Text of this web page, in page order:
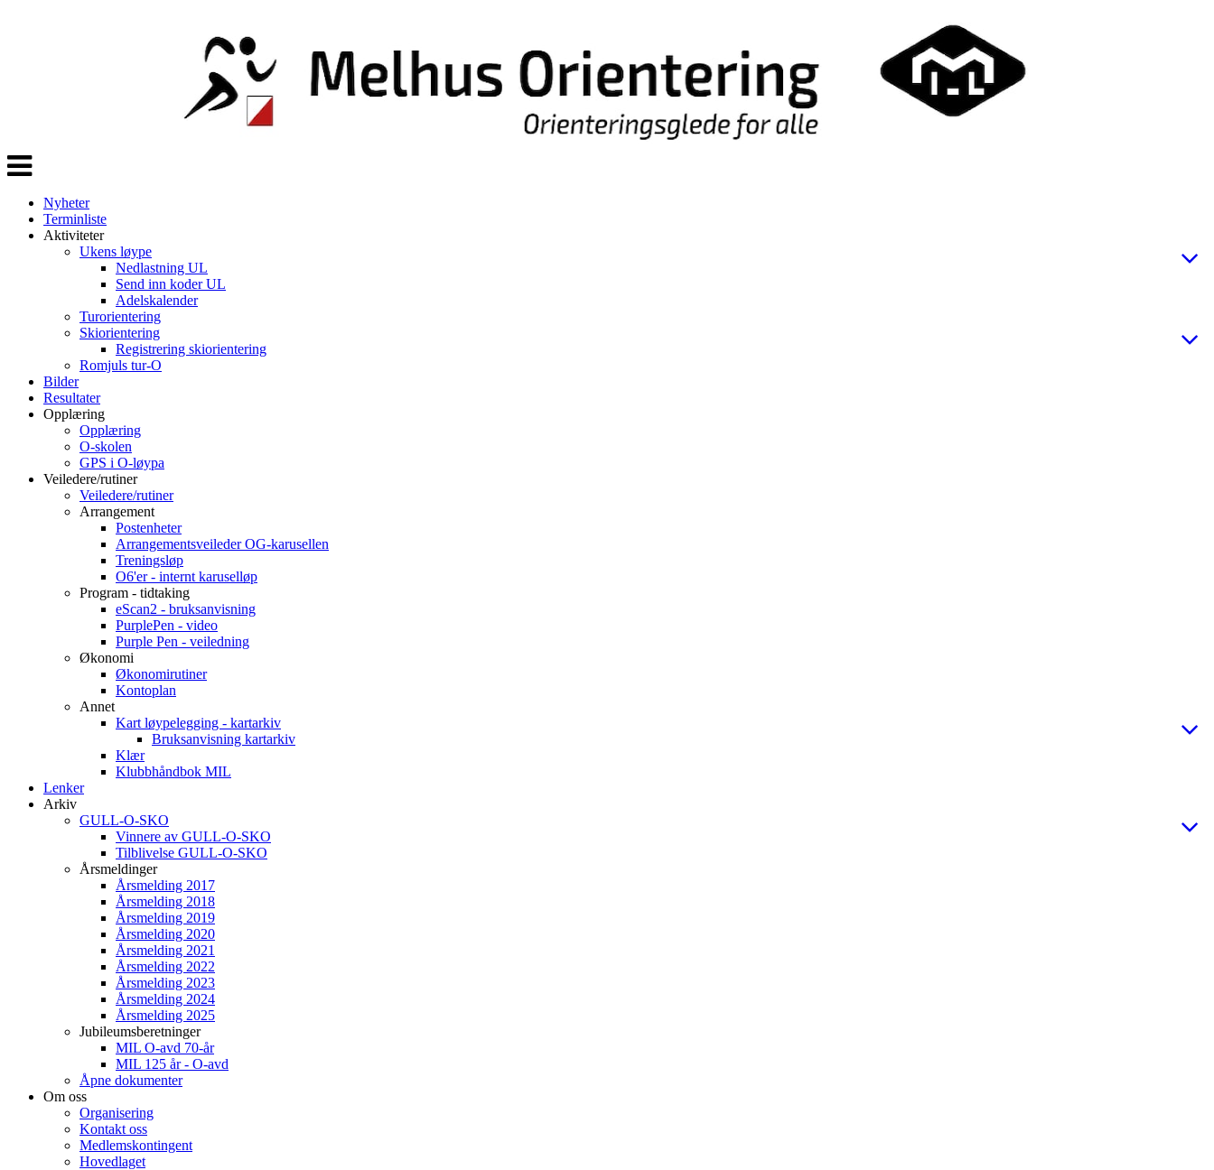
Veksle
navigasjon
Nyheter
Terminliste
Aktiviteter
Ukens løype
Nedlastning UL
Send inn koder UL
Adelskalender
Turorientering
Skiorientering
Registrering skiorientering
Romjuls tur-O
Bilder
Resultater
Opplæring
Opplæring
O-skolen
GPS i O-løypa
Veiledere/rutiner
Veiledere/rutiner
Arrangement
Postenheter
Arrangementsveileder OG-karusellen
Treningsløp
O6'er - internt karuselløp
Program - tidtaking
eScan2 - bruksanvisning
PurplePen - video
Purple Pen - veiledning
Økonomi
Økonomirutiner
Kontoplan
Annet
Kart løypelegging - kartarkiv
Bruksanvisning kartarkiv
Klær
Klubbhåndbok MIL
Lenker
Arkiv
GULL-O-SKO
Vinnere av GULL-O-SKO
Tilblivelse GULL-O-SKO
Årsmeldinger
Årsmelding 2017
Årsmelding 2018
Årsmelding 2019
Årsmelding 2020
Årsmelding 2021
Årsmelding 2022
Årsmelding 2023
Årsmelding 2024
Årsmelding 2025
Jubileumsberetninger
MIL O-avd 70-år
MIL 125 år - O-avd
Åpne dokumenter
Om oss
Organisering
Kontakt oss
Medlemskontingent
Hovedlaget